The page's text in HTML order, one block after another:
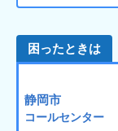
困ったときは
静岡市
コールセンター